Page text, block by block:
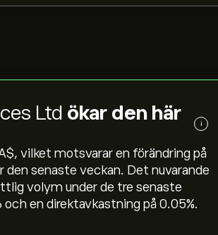
Ltd ökar den här
i
vilket motsvarar en förändring på
senaste veckan. Det nuvarande
volym under de tre senaste
en direktavkastning på 0.05%.